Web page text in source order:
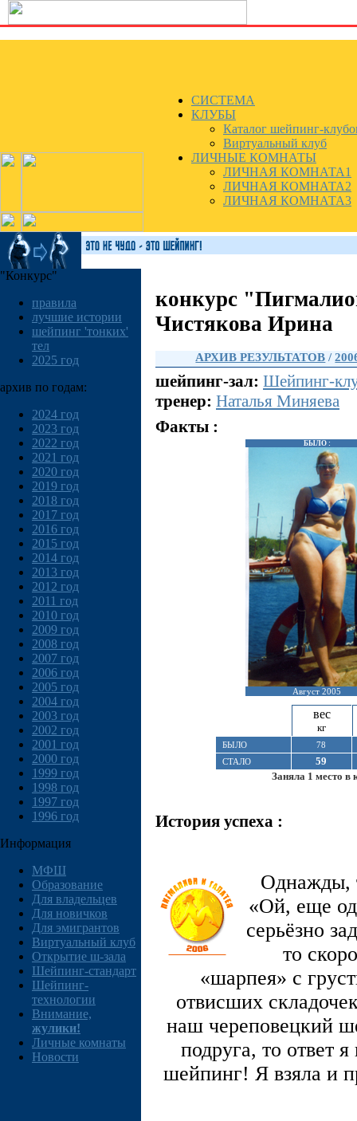
СИСТЕМА
КЛУБЫ
Каталог шейпинг-
Виртуальный клуб
ЛИЧНЫЕ КОМНАТЫ
ЛИЧНАЯ КОМНАТА1
ЛИЧНАЯ КОМНАТА2
ЛИЧНАЯ КОМНАТА3
"Конкурс"
правила
лучшие истории
шейпинг 'тонких'
тел
2025 год
архив по годам:
2024 год
2023 год
2022 год
2021 год
2020 год
2019 год
2018 год
2017 год
2016 год
2015 год
2014 год
2013 год
2012 год
2011 год
2010 год
2009 год
2008 год
2007 год
2006 год
2005 год
2004 год
2003 год
2002 год
2001 год
2000 год
1999 год
1998 год
1997 год
1996 год
Информация
МФШ
Образование
Для владельцев
Для новичков
Для эмигрантов
Виртуальный клуб
Открытие ш-зала
Шейпинг-стандарт
Шейпинг-
технологии
Внимание,
жулики!
Личные комнаты
Новости
конкурс
Чистякова Ирина
АРХИВ РЕЗУЛЬТАТОВ /
шейпинг-зал: Шейпинг-
тренер: Наталья Миняева
Факты :
БЫЛО :
Август 2005
вес
кг
БЫЛО
78
СТАЛО
59
Заняла 1 место в
История успеха :
Однажды,
«Ой, еще
серьёзно
то
«шарпея» с
отвисших
наш череповецкий
подруга, то ответ
шейпинг! Я взяла и